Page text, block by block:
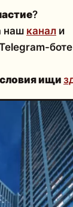
?
наш канал и
боте
ищи